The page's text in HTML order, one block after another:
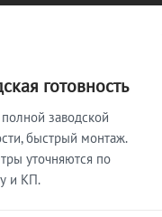
готовность
заводской
быстрый монтаж.
уточняются по
и КП.